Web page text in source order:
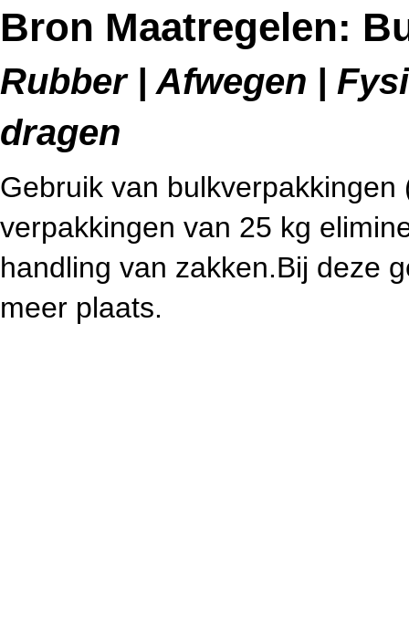
Bron Maatregelen:
Rubber | Afwegen |
dragen
Gebruik van
verpakkingen van 25 kg
handling van zakken.Bij deze
meer plaats.